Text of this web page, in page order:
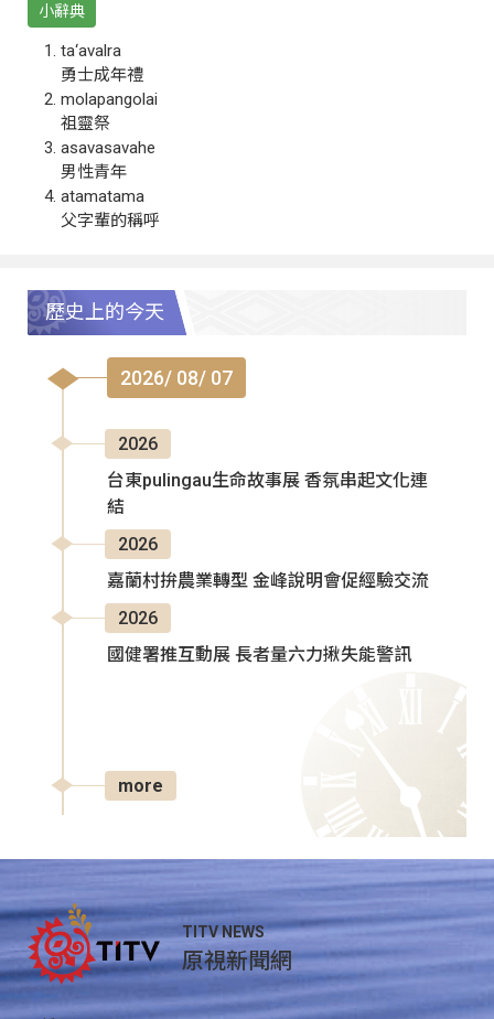
小辭典
ta‘avalra
勇士成年禮
molapangolai
祖靈祭
asavasavahe
男性青年
atamatama
父字輩的稱呼
歷史上的今天
2026/ 08/ 07
2026
台東pulingau生命故事展 香氛串起文化連
結
2026
嘉蘭村拚農業轉型 金峰說明會促經驗交流
2026
國健署推互動展 長者量六力揪失能警訊
more
TITV NEWS
原視新聞網